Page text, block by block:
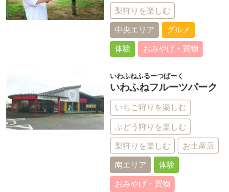
梨狩りを楽しむ
中央エリア グルメ
体験 おみやげ・買物
いわふねふるーつぱーく
いわふねフルーツパーク
いちご狩りを楽しむ
ぶどう狩りを楽しむ
梨狩りを楽しむ お土産店
南エリア 体験
おみやげ・買物